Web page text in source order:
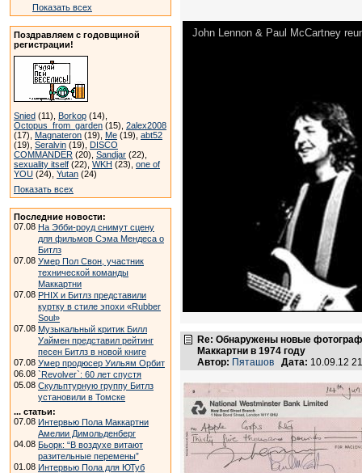
Показать всех
Поздравляем с годовщиной
регистрации!
Snied (11), Borkop (14),
Octopus_from_garden (15), 2alex2008
(17), Magnateron (19), Me (19), abt52
(19), Seralvin (19), DISCO
COMMANDER (20), Sandjar (22),
sexuality itself (22), WKH (23), one of
YOU (24), Yutan (24)
Показать всех
Последние новости:
07.08 На Эбби-роуд снимут сцену
для фильмов Сэма Мендеса о
Битлз
07.08 Умер Пол Свон, участник
технической команды
Маккартни
07.08 PHIX и Битлз представили
куртку в стиле эпохи «Rubber
Soul»
07.08 Музыкальный критик Билл
Уаймен представил рейтинг
песен Битлз в новой книге
07.08 Умер продюсер Уильям Орбит
06.08 `Revolver`: 60 лет спустя
05.08 Скульптурную группу Битлз
установили в Томске
... статьи:
07.08 Интервью Пола Маккартни
Амелии Димольденберг
04.08 Бьорк: “В воздухе витают
разительные перемены”
01.08 Интервью Пола для ЮТуб
John Lennon & Paul McCartney
Re: Обнаружены новые
Маккартни в 1974 году
Автор: Пяташов Дата: 10.09.12